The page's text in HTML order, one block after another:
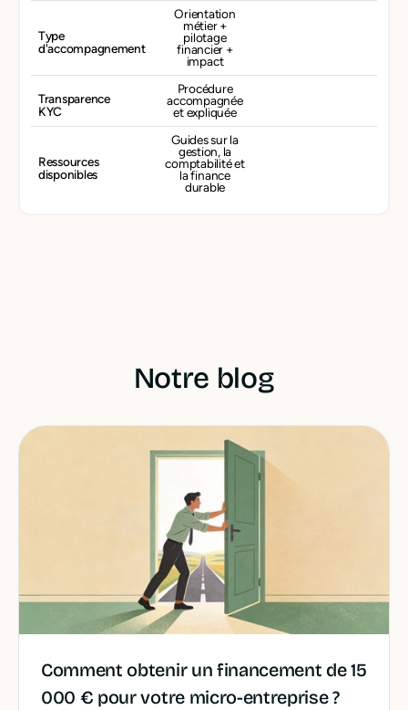
Type
d'accompagnement
Orientation
métier +
pilotage
financier +
impact
Transparence
KYC
Procédure
accompagnée
et expliquée
Ressources
disponibles
Guides sur la
gestion, la
comptabilité et
la finance
durable
Notre blog
Comment obtenir un financement de 15
000 € pour votre micro-entreprise ?